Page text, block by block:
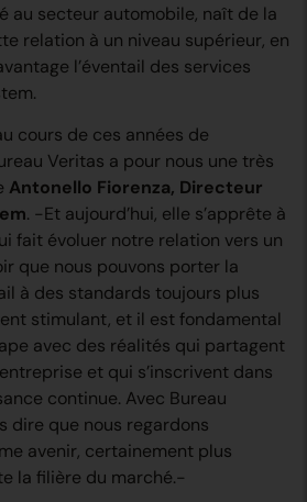
au secteur automobile, naît de la
relation à un niveau supérieur, en
l’éventail des services
cours de ces années de
Veritas a pour nous une très
Antonello Fiorenza, Directeur
. -Et aujourd’hui, elle s’apprête à
fait évoluer notre relation vers un
que nous pouvons porter la
à des standards toujours plus
stimulant, et il est fondamental
avec des réalités qui partagent
et qui s’inscrivent dans
continue. Avec Bureau
dire que nous regardons
avenir, certainement plus
la filière du marché.-